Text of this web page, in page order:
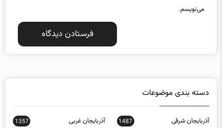
می‌نویسم.
دسته بندی موضوعات
آذربایجان شرقی 1487 آذربایجان غربی 1357